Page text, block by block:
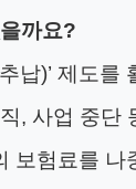
까요?
납)’ 제도를
, 사업 중단
보험료를 나